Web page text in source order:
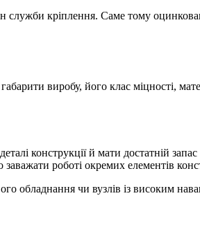
служби кріплення. Саме тому
виробу, його клас міцності,
конструкції й мати достатній запас
роботі окремих елементів
обладнання чи вузлів із високим